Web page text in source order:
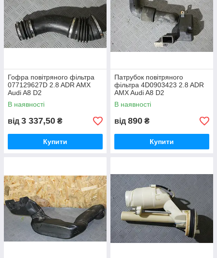
Гофра повітряного фільтра
077129627D 2.8 ADR AMX
Audi A8 D2
В наявності
від 3 337,50 ₴
Купити
Патрубок повітряного
фільтра 4D0903423 2.8 ADR
AMX Audi A8 D2
В наявності
від 890 ₴
Купити